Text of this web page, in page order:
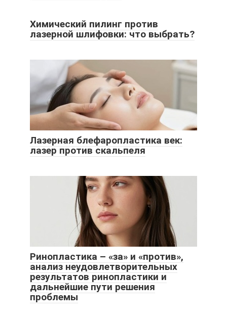
Химический пилинг против
лазерной шлифовки: что выбрать?
Лазерная блефаропластика век:
лазер против скальпеля
Ринопластика – «за» и «против»,
анализ неудовлетворительных
результатов ринопластики и
дальнейшие пути решения
проблемы